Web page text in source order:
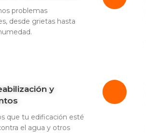
problemas
desde grietas hasta
y
que tu edificación esté
el agua y otros